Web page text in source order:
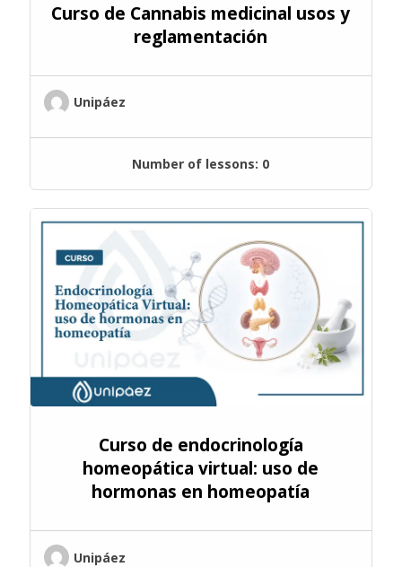
Curso de Cannabis medicinal usos y
reglamentación
Unipáez
Number of lessons: 0
Curso de endocrinología
homeopática virtual: uso de
hormonas en homeopatía
Unipáez